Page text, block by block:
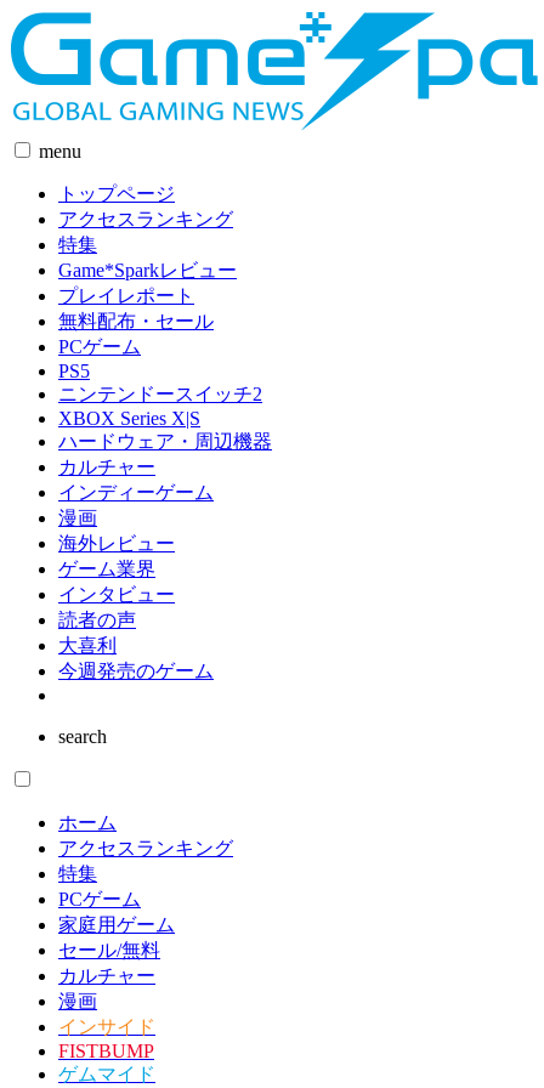
menu
トップページ
アクセスランキング
特集
Game*Sparkレビュー
プレイレポート
無料配布・セール
PCゲーム
PS5
ニンテンドースイッチ2
XBOX Series X|S
ハードウェア・周辺機器
カルチャー
インディーゲーム
漫画
海外レビュー
ゲーム業界
インタビュー
読者の声
大喜利
今週発売のゲーム
search
ホーム
アクセスランキング
特集
PCゲーム
家庭用ゲーム
セール/無料
カルチャー
漫画
インサイド
FISTBUMP
ゲムマイド